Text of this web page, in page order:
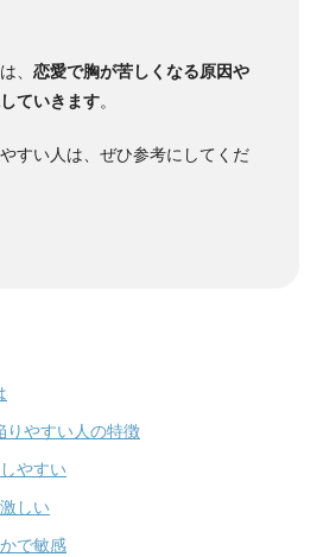
、 恋愛で胸が苦しくなる原因や
ていきます。
すい人は、ぜひ参考にしてくだ
りやすい人の特徴
やすい
しい
で敏感